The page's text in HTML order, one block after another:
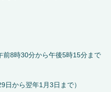
前8時30分から午後5時15分まで
日から翌年1月3日まで）